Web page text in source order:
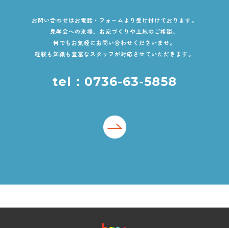
お問い合わせはお電話・フォームより受け付けております。
見学会への来場、お家づくりや土地のご相談、
何でもお気軽にお問い合わせくださいませ。
経験も知識も豊富なスタッフが対応させていただきます。
tel：0736-63-5858